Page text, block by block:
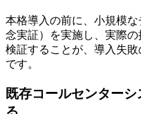
本格導入の前に、小規模
念実証）を実施し、実際
検証することが、導入失
です。
既存コールセンター